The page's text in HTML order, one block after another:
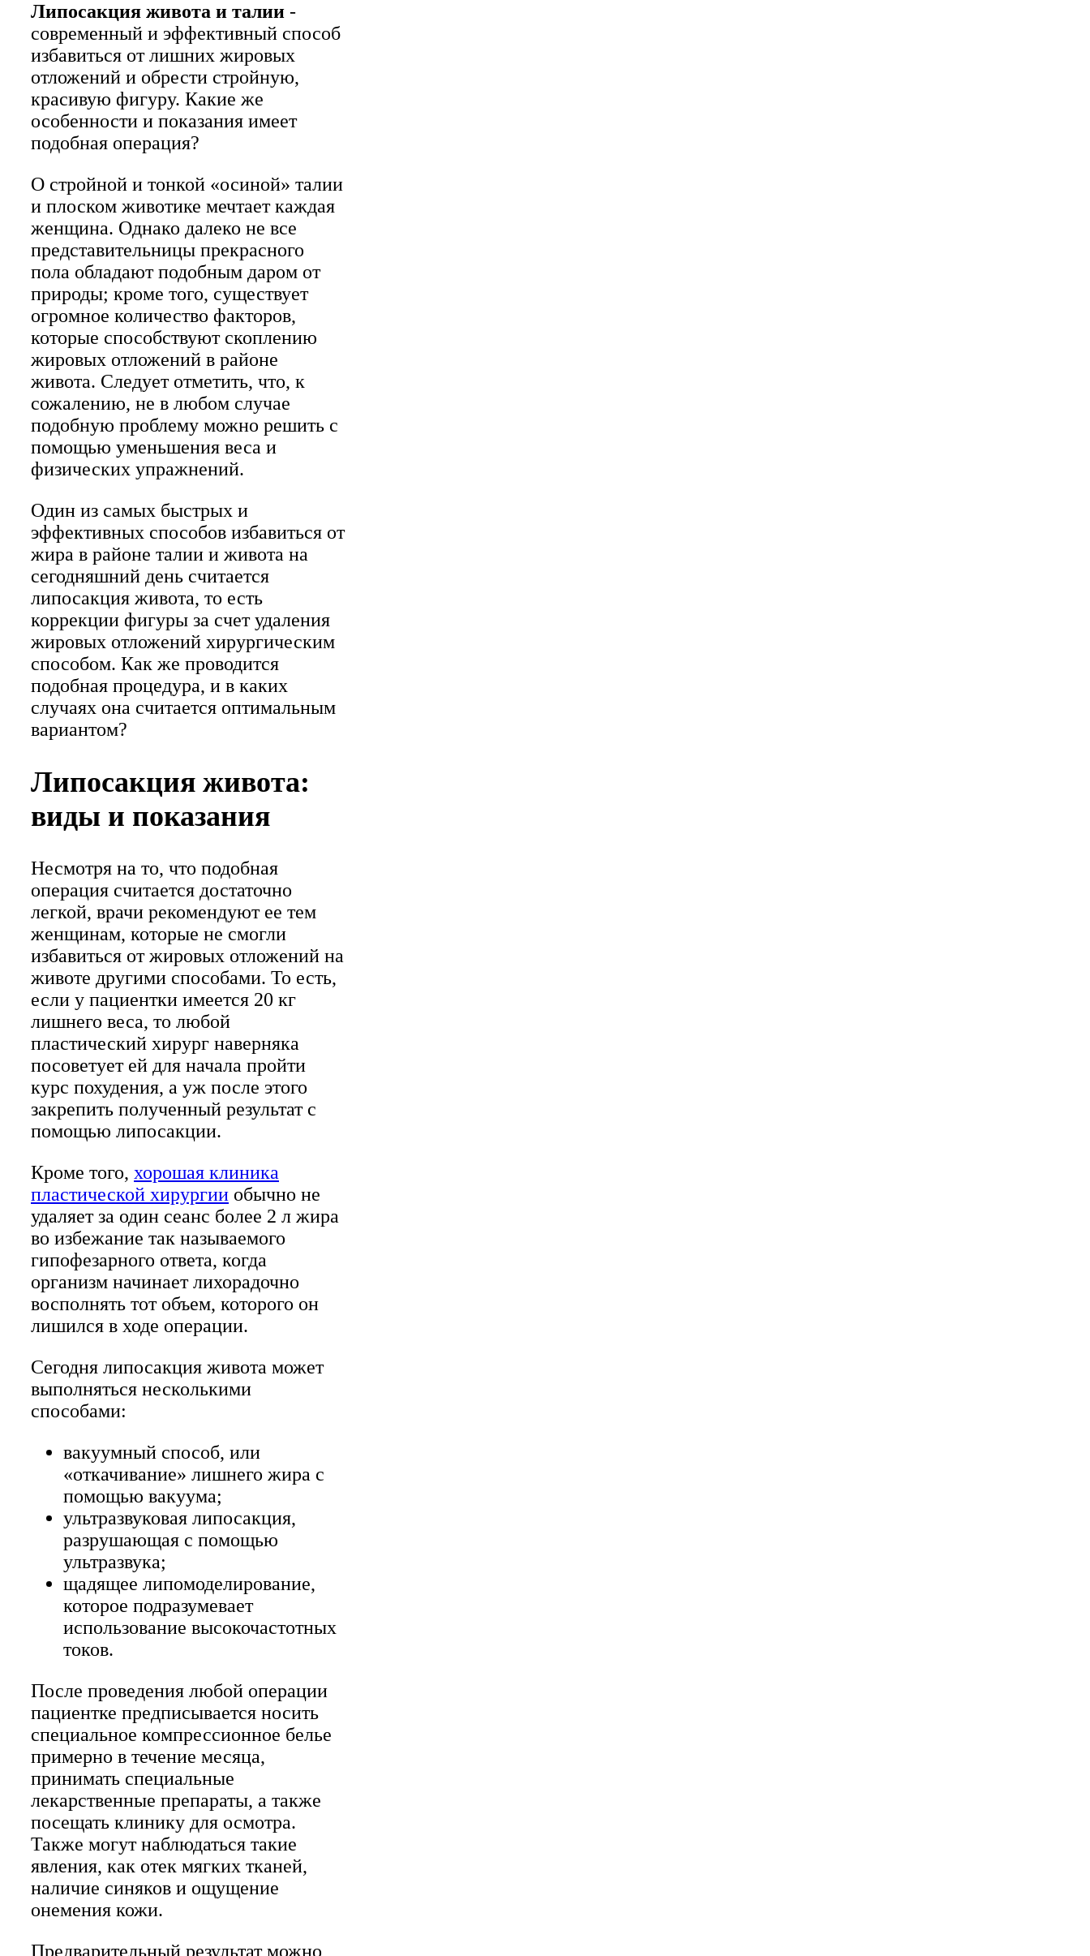
Липосакция живота и талии -
современный и эффективный способ
избавиться от лишних жировых
отложений и обрести стройную,
красивую фигуру. Какие же
особенности и показания имеет
подобная операция?
О стройной и тонкой «осиной» талии
и плоском животике мечтает каждая
женщина. Однако далеко не все
представительницы прекрасного
пола обладают подобным даром от
природы; кроме того, существует
огромное количество факторов,
которые способствуют скоплению
жировых отложений в районе
живота. Следует отметить, что, к
сожалению, не в любом случае
подобную проблему можно решить с
помощью уменьшения веса и
физических упражнений.
Один из самых быстрых и
эффективных способов избавиться от
жира в районе талии и живота на
сегодняшний день считается
липосакция живота, то есть
коррекции фигуры за счет удаления
жировых отложений хирургическим
способом. Как же проводится
подобная процедура, и в каких
случаях она считается оптимальным
вариантом?
Липосакция живота:
виды и показания
Несмотря на то, что подобная
операция считается достаточно
легкой, врачи рекомендуют ее тем
женщинам, которые не смогли
избавиться от жировых отложений на
животе другими способами. То есть,
если у пациентки имеется 20 кг
лишнего веса, то любой
пластический хирург наверняка
посоветует ей для начала пройти
курс похудения, а уж после этого
закрепить полученный результат с
помощью липосакции.
Кроме того, хорошая клиника
пластической хирургии обычно не
удаляет за один сеанс более 2 л жира
во избежание так называемого
гипофезарного ответа, когда
организм начинает лихорадочно
восполнять тот объем, которого он
лишился в ходе операции.
Сегодня липосакция живота может
выполняться несколькими
способами:
вакуумный способ, или
«откачивание» лишнего жира с
помощью вакуума;
ультразвуковая липосакция,
разрушающая с помощью
ультразвука;
щадящее липомоделирование,
которое подразумевает
использование высокочастотных
токов.
После проведения любой операции
пациентке предписывается носить
специальное компрессионное белье
примерно в течение месяца,
принимать специальные
лекарственные препараты, а также
посещать клинику для осмотра.
Также могут наблюдаться такие
явления, как отек мягких тканей,
наличие синяков и ощущение
онемения кожи.
Предварительный результат можно